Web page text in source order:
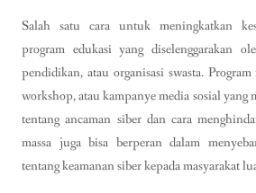
Salah satu cara untuk meningkatkan
program edukasi yang diselenggarakan
pendidikan, atau organisasi swasta.
workshop, atau kampanye media sosial
tentang ancaman siber dan cara
massa juga bisa berperan dalam
tentang keamanan siber kepada masyarakat